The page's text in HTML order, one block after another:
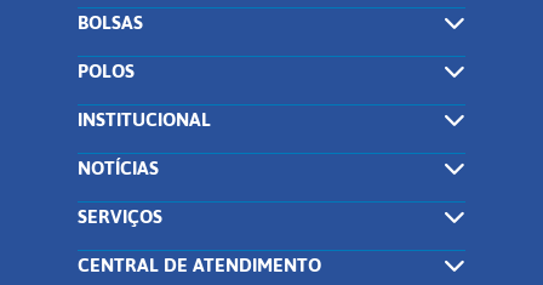
BOLSAS
POLOS
INSTITUCIONAL
NOTÍCIAS
SERVIÇOS
CENTRAL DE ATENDIMENTO